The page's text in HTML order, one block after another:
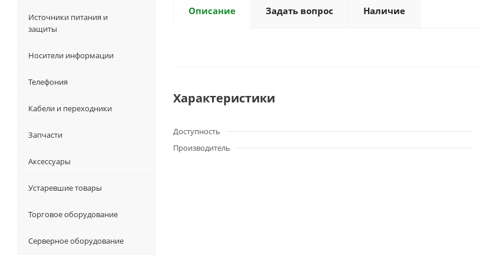
Описание Задать вопрос Наличие
Характеристики
Доступность
Производитель
Источники питания и
защиты
Носители информации
Телефония
Кабели и переходники
Запчасти
Аксессуары
Устаревшие товары
Торговое оборудование
Серверное оборудование